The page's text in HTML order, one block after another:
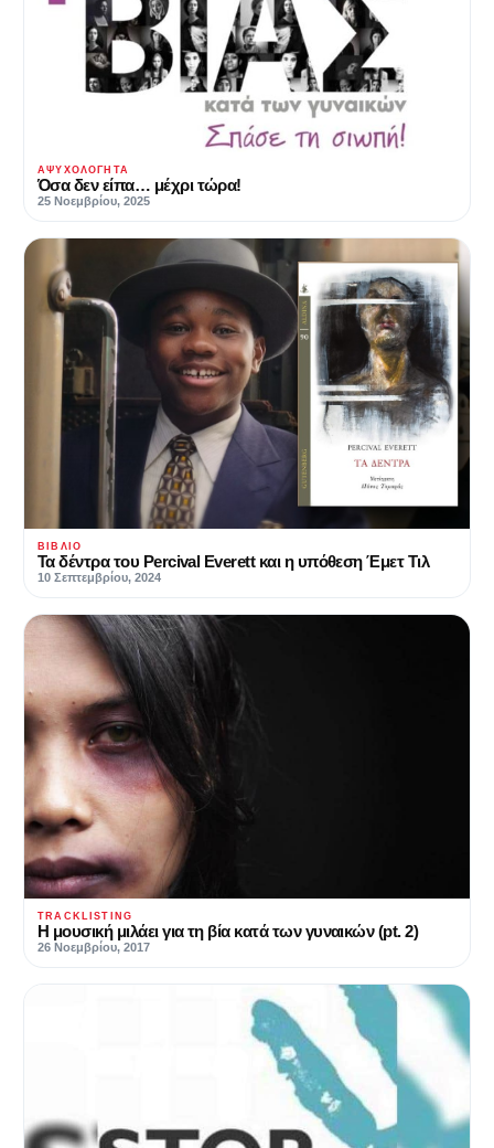
ΑΨΥΧΟΛΌΓΗΤΑ
Όσα δεν είπα… μέχρι τώρα!
25 Νοεμβρίου, 2025
ΒΙΒΛΊΟ
Τα δέντρα του Percival Everett και η υπόθεση Έμετ Τιλ
10 Σεπτεμβρίου, 2024
TRACKLISTING
Η μουσική μιλάει για τη βία κατά των γυναικών (pt. 2)
26 Νοεμβρίου, 2017